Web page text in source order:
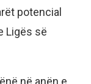
potencial
Ligës së
në anën e